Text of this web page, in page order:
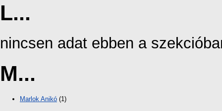
L...
nincsen adat ebben a
M...
Marlok Anikó (1)